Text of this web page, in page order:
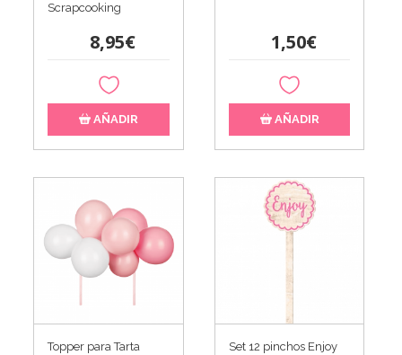
Scrapcooking
8,95€
AÑADIR
1,50€
AÑADIR
Topper para Tarta
Set 12 pinchos Enjoy